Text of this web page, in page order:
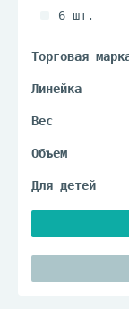
6 шт.